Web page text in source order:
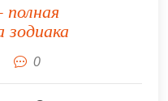
зодиака⁣
0